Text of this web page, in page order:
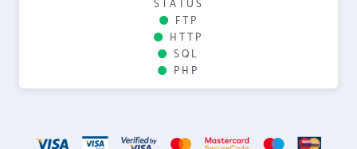
STATUS
FTP
HTTP
SQL
PHP